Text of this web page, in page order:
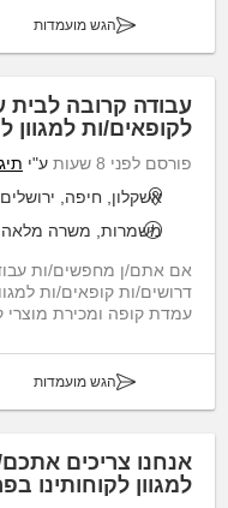
הגש מועמדות
עבודה קרובה
לקופאים/ות למגוון
פורסם לפני 8 שעות ע"י
אשקלון, חיפה,
משמרות, משרה מלאה
אם אתם/ן מחפשים/ות
דרושים/ות קופאים/ות
עמדת קופה ומכירת מוצרי
הגש מועמדות
אנחנו צריכים
למגוון לקוחותינו